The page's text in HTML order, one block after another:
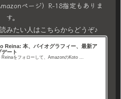
ページ）R-18指定もありま
す。
みたい人はこちらからどうぞ♪
Reina: 本、バイオグラフィー、最新ア
デート
Reinaをフォローして、AmazonのKoto ...